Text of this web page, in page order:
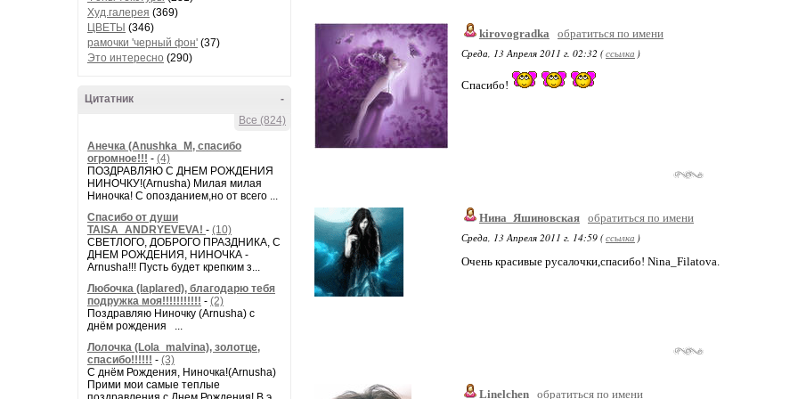
Худ.галерея (369)
ЦВЕТЫ (346)
рамочки 'черный фон' (37)
Это интересно (290)
-
Цитатник
Все (824)
Анечка (Anushka_M, спасибо
огромное!!! - (4)
ПОЗДРАВЛЯЮ С ДНЕМ РОЖДЕНИЯ
НИНОЧКУ!(Arnusha) Милая милая
Ниночка! С опозданием,но от всего ...
Спасибо от души
TAISA_ANDRYEVEVA! - (10)
СВЕТЛОГО, ДОБРОГО ПРАЗДНИКА, С
ДНЕМ РОЖДЕНИЯ, НИНОЧКА -
Arnusha!!! Пусть будет крепким з...
Любочка (laplared), благодарю тебя
подружка моя!!!!!!!!!!! - (2)
Поздравляю Ниночку (Arnusha) с
днём рождения ...
Лолочка (Lola_malvina), золотце,
спасибо!!!!!! - (3)
С днём Рождения, Ниночка!(Аrnusha)
Прими мои самые теплые
kirovogradka
обратиться по имени
Среда, 13 Апреля 2011 г. 02:32 (ссылка )
Спасибо!
Нина_Яшиновская обратиться по имени
Среда, 13 Апреля 2011 г. 14:59 (ссылка )
Очень красивые русалочки,спасибо! Nina_Filatova.
Linelchen обратиться по имени